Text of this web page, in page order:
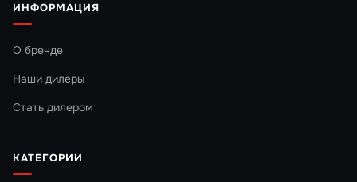
ИНФОРМАЦИЯ
О бренде
Наши дилеры
Стать дилером
КАТЕГОРИИ